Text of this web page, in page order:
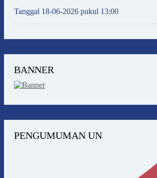
Tanggal 18-06-2026 pukul 13:00
BANNER
PENGUMUMAN UN